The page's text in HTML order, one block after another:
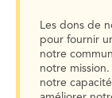
Les dons de
pour fournir
notre
notre
notre